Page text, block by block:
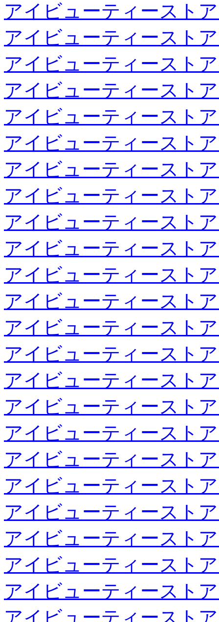
アイビューティースト
アイビューティースト
アイビューティースト
アイビューティースト
アイビューティースト
アイビューティースト
アイビューティースト
アイビューティースト
アイビューティースト
アイビューティースト
アイビューティースト
アイビューティースト
アイビューティースト
アイビューティースト
アイビューティースト
アイビューティースト
アイビューティースト
アイビューティースト
アイビューティースト
アイビューティースト
アイビューティースト
アイビューティースト
アイビューティースト
アイビューティースト